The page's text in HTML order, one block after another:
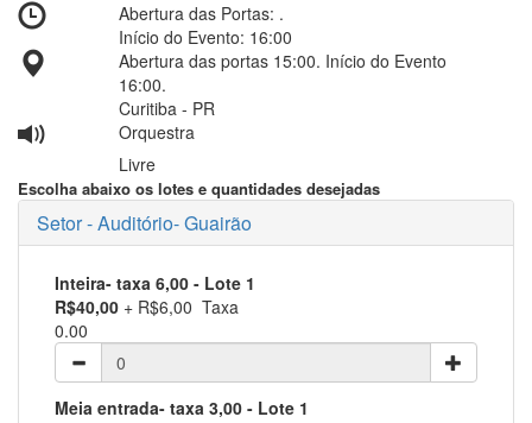
Abertura das Portas: .
Início do Evento: 16:00
Abertura das portas 15:00. Início do Evento
16:00.
Curitiba - PR
Orquestra
Livre
Escolha abaixo os lotes e quantidades desejadas
Setor - Auditório- Guairão
Inteira- taxa 6,00 - Lote 1
R$40,00 + R$6,00 Taxa
0.00
Meia entrada- taxa 3,00 - Lote 1